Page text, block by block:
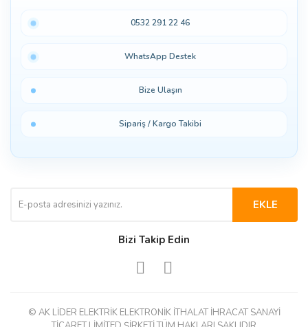
0532 291 22 46
WhatsApp Destek
Bize Ulaşın
Sipariş / Kargo Takibi
EKLE
Bizi Takip Edin
© AK LİDER ELEKTRİK ELEKTRONİK İTHALAT İHRACAT SANAYİ